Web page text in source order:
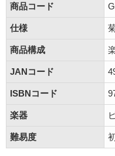
商品コード
仕様
商品構成
JANコード
ISBNコード
楽器
難易度